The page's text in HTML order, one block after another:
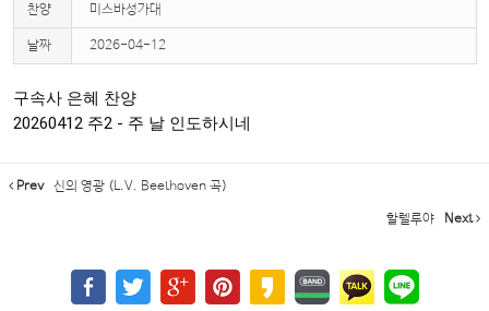
찬양 미스바성가대
날짜 2026-04-12
구속사 은혜 찬양
20260412 주2 - 주 날 인도하시네
Prev 신의 영광 (L.V. Beethoven 곡)
할렐루야 Next